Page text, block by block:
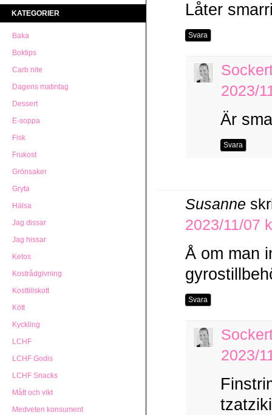
KATEGORIER
Baka
Boktips
Carb nite
Dagens matintag
Dessert
E-soppa
Fisk
Frukost
Grönsaker
Gryta
Hälsa
Jag dissar
Jag hissar
Ketos
Kostrådgivning
Kosttillskott
Kött
Kyckling
LCHF
LCHF Godis
LCHF Snacks
Mått och vikt
Medveten konsument
Låter
Svara
2023/
Är
Svara
Susanne
2023/11/07
Å om man
Svara
2023/